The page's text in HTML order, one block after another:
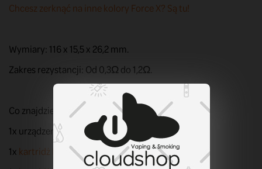
Chcesz zerknąć na inne kolory Force X? Są tu!
Wymiary: 116 x 15,5 x 26,2 mm.
Zakres rezystancji: Od 0,3Ω do 1,2Ω.
Co znajdziesz w zestawie?
1x urządzenie VBar LINVO Force X
1x kartridż Force X 0,8Ω